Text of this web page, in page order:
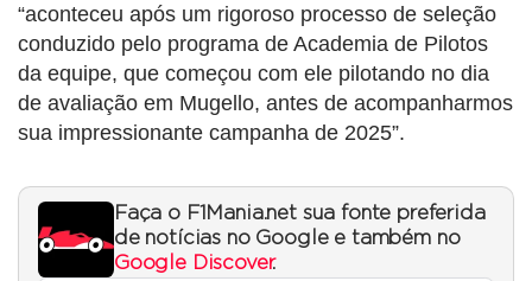
“aconteceu após um rigoroso processo de seleção
conduzido pelo programa de Academia de Pilotos
da equipe, que começou com ele pilotando no dia
de avaliação em Mugello, antes de acompanharmos
sua impressionante campanha de 2025”.
Faça o F1Mania.net sua fonte preferida
de notícias no Google e também no
Google Discover.